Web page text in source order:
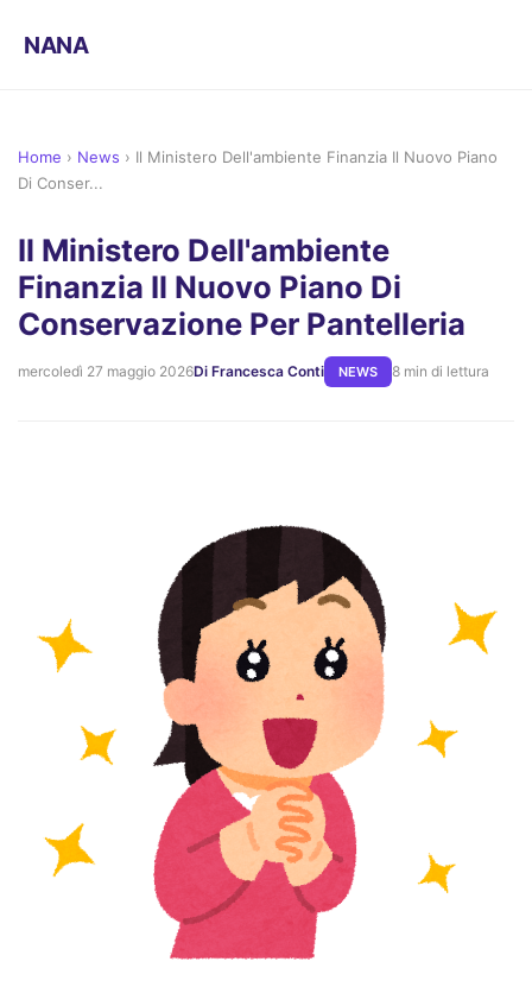
NANA
Home › News › Il Ministero Dell'ambiente Finanzia Il Nuovo Piano
Di Conser...
Il Ministero Dell'ambiente
Finanzia Il Nuovo Piano Di
Conservazione Per Pantelleria
mercoledì 27 maggio 2026Di Francesca Conti NEWS 8 min di lettura